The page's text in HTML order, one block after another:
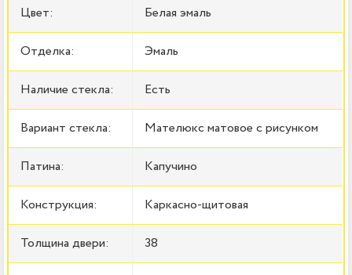
Цвет: Белая эмаль
Отделка: Эмаль
Наличие стекла: Есть
Вариант стекла: Мателюкс матовое с рисунком
Патина: Капучино
Конструкция: Каркасно-щитовая
Толщина двери: 38